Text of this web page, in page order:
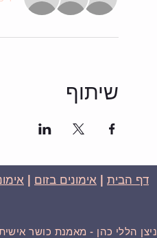
שיתוף
דף הבית אימונים בזום
ניצן הללי כהן - מאמנת כושר